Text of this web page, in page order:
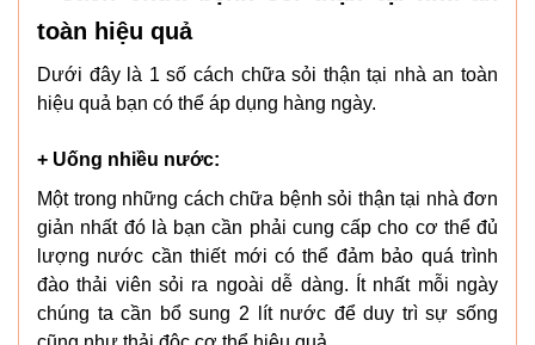
toàn hiệu quả
Dưới đây là 1 số cách chữa sỏi thận tại nhà an toàn
hiệu quả bạn có thể áp dụng hàng ngày.
+ Uống nhiều nước:
Một trong những cách chữa bệnh sỏi thận tại nhà đơn
giản nhất đó là bạn cần phải cung cấp cho cơ thể đủ
lượng nước cần thiết mới có thể đảm bảo quá trình
đào thải viên sỏi ra ngoài dễ dàng. Ít nhất mỗi ngày
chúng ta cần bổ sung 2 lít nước để duy trì sự sống